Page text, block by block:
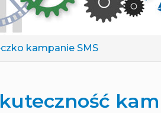
kampanie SMS